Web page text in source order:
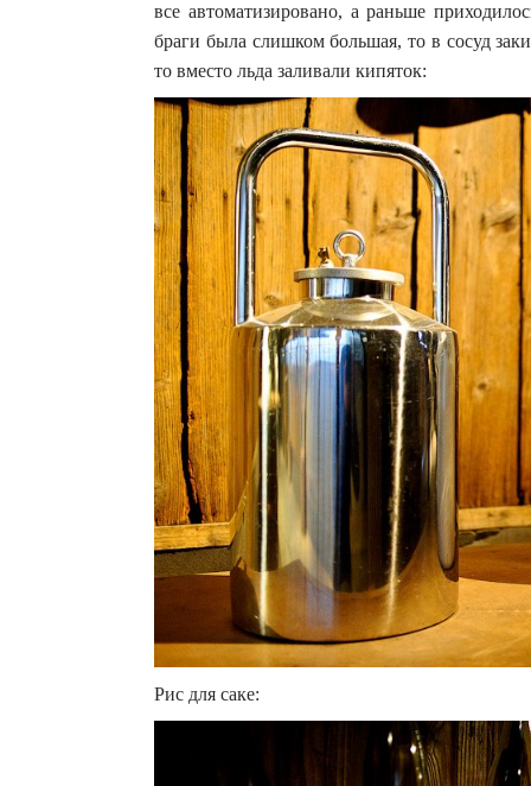
все автоматизировано, а раньше
браги была слишком большая, то в сосуд
то вместо льда заливали кипяток:
Рис для саке: